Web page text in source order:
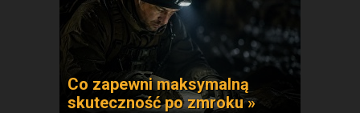
Co zapewni maksymalną
skuteczność po zmroku »